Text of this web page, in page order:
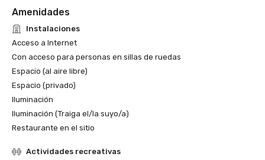
Amenidades
Instalaciones
Acceso a Internet
Con acceso para personas en sillas de ruedas
Espacio (al aire libre)
Espacio (privado)
Iluminación
Iluminación (Traiga el/la suyo/a)
Restaurante en el sitio
Actividades recreativas